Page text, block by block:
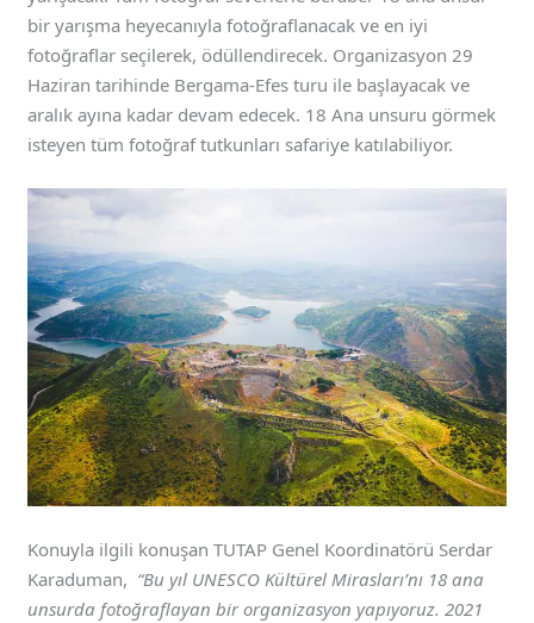
bir yarışma heyecanıyla fotoğraflanacak ve en iyi
fotoğraflar seçilerek, ödüllendirecek. Organizasyon 29
Haziran tarihinde Bergama-Efes turu ile başlayacak ve
aralık ayına kadar devam edecek. 18 Ana unsuru görmek
isteyen tüm fotoğraf tutkunları safariye katılabiliyor.
Konuyla ilgili konuşan TUTAP Genel Koordinatörü Serdar
Karaduman, “Bu yıl UNESCO Kültürel Mirasları’nı 18 ana
unsurda fotoğraflayan bir organizasyon yapıyoruz. 2021